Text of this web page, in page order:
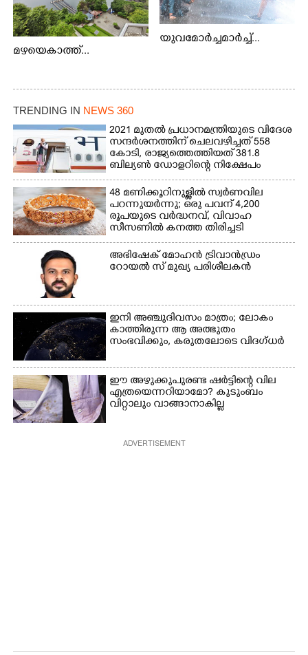
മഴയെകാത്ത്...
യുവമോർച്ചമാർച്ച്...
TRENDING IN NEWS 360
2021 മുതൽ പ്രധാനമന്ത്രിയുടെ വിദേശ
സന്ദർശനത്തിന് ചെലവഴിച്ചത് 558
കോടി, രാജ്യത്തെത്തിയത് 381.8
ബില്യൺ ഡോളറിന്റെ നിക്ഷേപം
48 മണിക്കൂറിനുള്ളിൽ സ്വർണവില
പറന്നുയർന്നു; ഒരു പവന് 4,200
രൂപയുടെ വർദ്ധനവ്, വിവാഹ
സീസണിൽ കനത്ത തിരിച്ചടി
അഭിഷേക് മോഹൻ ട്രിവാൻഡ്രം
റോയൽ സ് മുഖ്യ പരിശീലകൻ
ഇനി അഞ്ചുദിവസം മാത്രം; ലോകം
കാത്തിരുന്ന ആ അത്ഭുതം
സംഭവിക്കും, കരുതലോടെ വിദഗ്ധർ
ഈ അഴുക്കുപുരണ്ട ഷർട്ടിന്റെ വില
എത്രയെന്നറിയാമോ? കുടുംബം
വിറ്റാലും വാങ്ങാനാകില്ല
ADVERTISEMENT